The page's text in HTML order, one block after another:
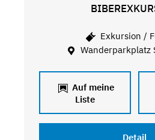
Exkursion /
Wanderparkplatz
Auf meine
Liste
Detail